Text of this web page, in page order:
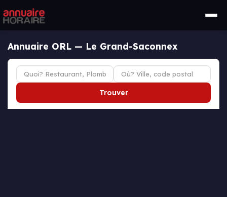
Annuaire ORL — Le Grand-Saconnex
Trouver